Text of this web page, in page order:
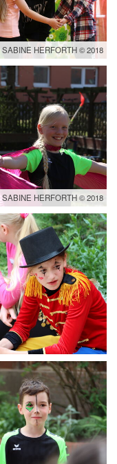
SABINE HERFORTH © 2018
SABINE HERFORTH © 2018